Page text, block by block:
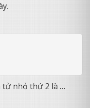
tử nhỏ thứ 2 là …